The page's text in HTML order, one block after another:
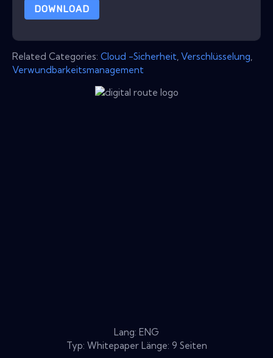
DOWNLOAD
Related Categories: Cloud -Sicherheit Verschlüsselung
Verwundbarkeitsmanagement
Lang: ENG
Typ: Whitepaper Länge: 9 Seiten